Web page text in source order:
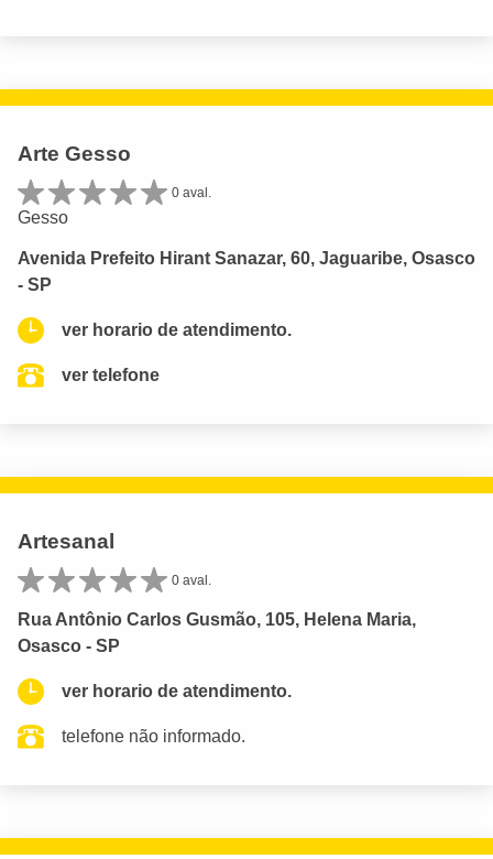
Arte Gesso
0 aval.
Gesso
Avenida Prefeito Hirant Sanazar, 60, Jaguaribe, Osasco
- SP
ver horario de atendimento.
ver telefone
Artesanal
0 aval.
Rua Antônio Carlos Gusmão, 105, Helena Maria,
Osasco - SP
ver horario de atendimento.
telefone não informado.